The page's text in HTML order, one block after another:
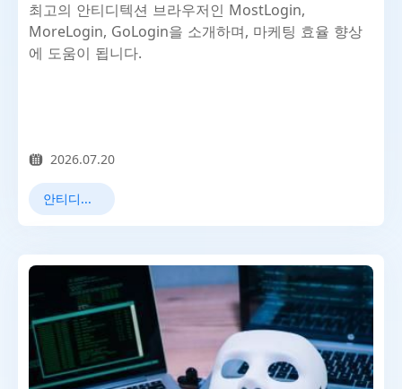
최고의 안티디텍션 브라우저인 MostLogin,
MoreLogin, GoLogin을 소개하며, 마케팅 효율 향상
에 도움이 됩니다.
2026.07.20
안티디텍트 브라우저